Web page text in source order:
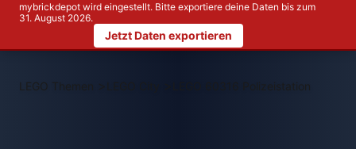
mybrickdepot wird eingestellt. Bitte exportiere deine Daten bis zum
31. August 2026.
Jetzt Daten exportieren
LEGO Themen > LEGO 60316 Polizeistation